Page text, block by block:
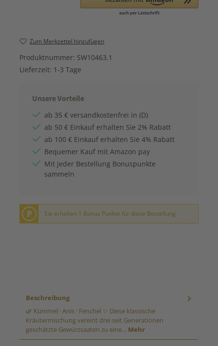
Zum Merkzettel hinzufügen
Produktnummer: SW10463.1
Lieferzeit: 1-3 Tage
Unsere Vorteile
ab 35 € versandkostenfrei in (D)
ab 50 € Einkauf erhalten Sie 2% Rabatt
ab 100 € Einkauf erhalten Sie 4% Rabatt
Bequemer Kauf mit Amazon pay
Mit jeder Bestellung Bonuspunkte
sammeln
P Sie erhalten 1 Bonus Punkte für diese Bestellung
Beschreibung
🌿 Kümmel · Anis · Fenchel ✨ Diese klassische
Kräutermischung vereint drei seit Generationen
geschätzte Gewürzsaaten zu eine… Mehr